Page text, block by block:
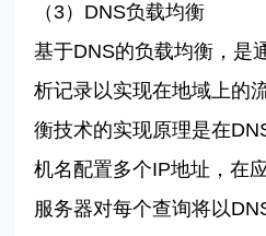
（3）DNS负载均衡
基于DNS的负载均衡，是
析记录以实现在地域上的
衡技术的实现原理是在
机名配置多个IP地址，在
服务器对每个查询将以